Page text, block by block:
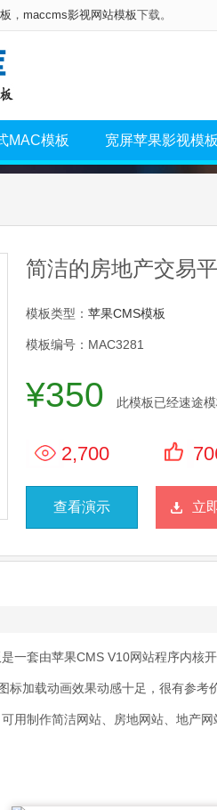
， maccms影视网站模板下载。
MAC模板 宽屏苹果影视模板
简洁的房地产交易
模板类型： 苹果CMS模板
模板编号：MAC3281
¥350 此模板已经速途
2,700
查看演示 立
一套由苹果CMS V10网站程序内核
加载动画效果动感十足，很有参考
用制作简洁网站、房地网站、地产